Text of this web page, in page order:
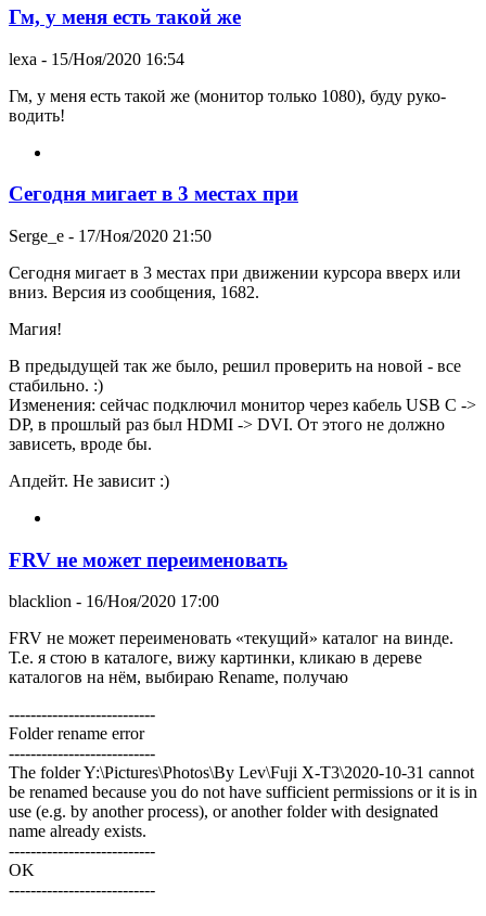
Гм, у меня есть такой же
lexa - 15/Ноя/2020 16:54
Гм, у меня есть такой же (монитор только 1080), буду руко-
водить!
Сегодня мигает в 3 местах при
Serge_e - 17/Ноя/2020 21:50
Сегодня мигает в 3 местах при движении курсора вверх или
вниз. Версия из сообщения, 1682.
Магия!
В предыдущей так же было, решил проверить на новой - все
стабильно. :)
Изменения: сейчас подключил монитор через кабель USB C ->
DP, в прошлый раз был HDMI -> DVI. От этого не должно
зависеть, вроде бы.
Апдейт. Не зависит :)
FRV не может переименовать
blacklion - 16/Ноя/2020 17:00
FRV не может переименовать «текущий» каталог на винде.
Т.е. я стою в каталоге, вижу картинки, кликаю в дереве
каталогов на нём, выбираю Rename, получаю
---------------------------
Folder rename error
---------------------------
The folder Y:\Pictures\Photos\By Lev\Fuji X-T3\2020-10-31 cannot
be renamed because you do not have sufficient permissions or it is in
use (e.g. by another process), or another folder with designated
name already exists.
---------------------------
OK
---------------------------